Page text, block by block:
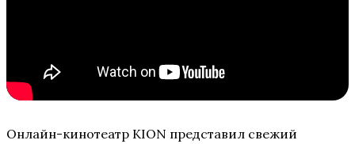
Онлайн-кинотеатр KION представил свежий